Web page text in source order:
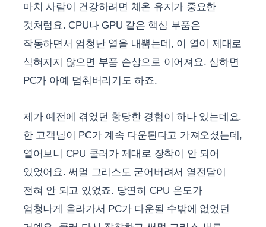
마치 사람이 건강하려면 체온 유지가 중요한
것처럼요. CPU나 GPU 같은 핵심 부품은
작동하면서 엄청난 열을 내뿜는데, 이 열이 제대로
식혀지지 않으면 부품 손상으로 이어져요. 심하면
PC가 아예 멈춰버리기도 하죠.
제가 예전에 겪었던 황당한 경험이 하나 있는데요.
한 고객님이 PC가 계속 다운된다고 가져오셨는데,
열어보니 CPU 쿨러가 제대로 장착이 안 되어
있었어요. 써멀 그리스도 굳어버려서 열전달이
전혀 안 되고 있었죠. 당연히 CPU 온도가
엄청나게 올라가서 PC가 다운될 수밖에 없었던